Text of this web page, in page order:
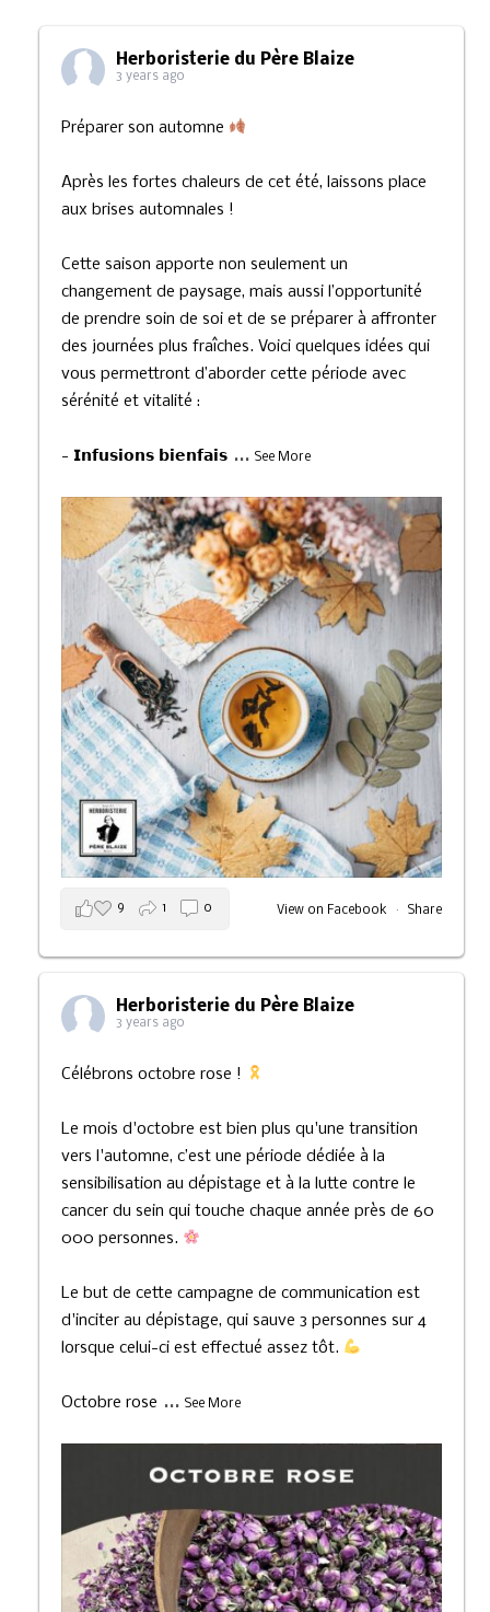
Herboristerie du Père Blaize
3 years ago
Préparer son automne
Après les fortes chaleurs de cet été, laissons place
aux brises automnales !
Cette saison apporte non seulement un
changement de paysage, mais aussi l’opportunité
de prendre soin de soi et de se préparer à affronter
des journées plus fraîches. Voici quelques idées qui
vous permettront d’aborder cette période avec
sérénité et vitalité :
- 𝗜𝗻𝗳𝘂𝘀𝗶𝗼𝗻𝘀 𝗯𝗶𝗲𝗻𝗳𝗮𝗶𝘀 ... See More
View on Facebook · Share
9 1 0
Herboristerie du Père Blaize
3 years ago
Célébrons octobre rose !
Le mois d'octobre est bien plus qu'une transition
vers l'automne, c’est une période dédiée à la
sensibilisation au dépistage et à la lutte contre le
cancer du sein qui touche chaque année près de 60
000 personnes.
Le but de cette campagne de communication est
d'inciter au dépistage, qui sauve 3 personnes sur 4
lorsque celui-ci est effectué assez tôt.
Octobre rose ... See More